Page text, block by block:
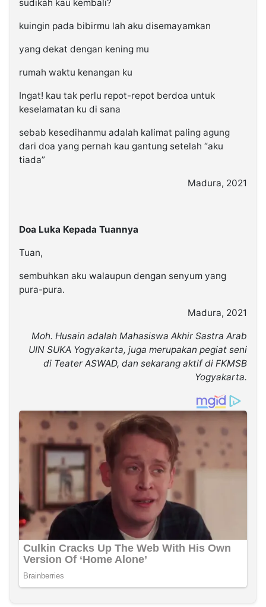
sudikah kau kembali?
kuingin pada bibirmu lah aku disemayamkan
yang dekat dengan kening mu
rumah waktu kenangan ku
Ingat! kau tak perlu repot-repot berdoa untuk
keselamatan ku di sana
sebab kesedihanmu adalah kalimat paling agung
dari doa yang pernah kau gantung setelah “aku
tiada”
Madura, 2021
Doa Luka Kepada Tuannya
Tuan,
sembuhkan aku walaupun dengan senyum yang
pura-pura.
Madura, 2021
Moh. Husain adalah Mahasiswa Akhir Sastra Arab
UIN SUKA Yogyakarta, juga merupakan pegiat seni
di Teater ASWAD, dan sekarang aktif di FKMSB
Yogyakarta.